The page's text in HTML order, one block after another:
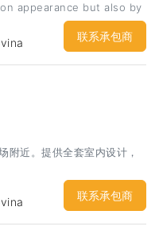
appearance but also by
manner. Houses that
have increased in value.
on customers’ needs
of business we have
utmost quality. Due to
clients have been
联系承包商
附近。提供全套室内设计，
联系承包商